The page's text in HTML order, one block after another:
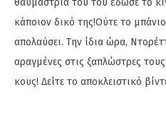
θαυμάστριά του τού έδωσε το
κάποιον δικό της!Ούτε το
απολαύσει. Την ίδια ώρα,
αραγμένες στις ξαπλώστρες
κους! Δείτε το αποκλειστικό